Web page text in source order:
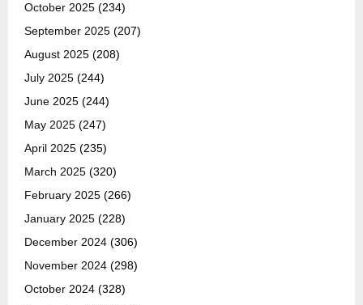
October 2025 (234)
September 2025 (207)
August 2025 (208)
July 2025 (244)
June 2025 (244)
May 2025 (247)
April 2025 (235)
March 2025 (320)
February 2025 (266)
January 2025 (228)
December 2024 (306)
November 2024 (298)
October 2024 (328)